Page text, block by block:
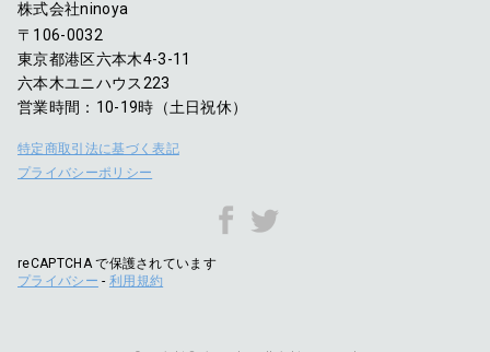
株式会社ninoya
〒106-0032
東京都港区六本木4-3-11
六本木ユニハウス223
営業時間：10-19時（土日祝休）
特定商取引法に基づく表記
プライバシーポリシー
reCAPTCHA で保護されています
プライバシー - 利用規約